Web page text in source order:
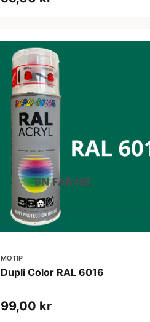
MOTIP
Dupli Color RAL 6016
99,00 kr